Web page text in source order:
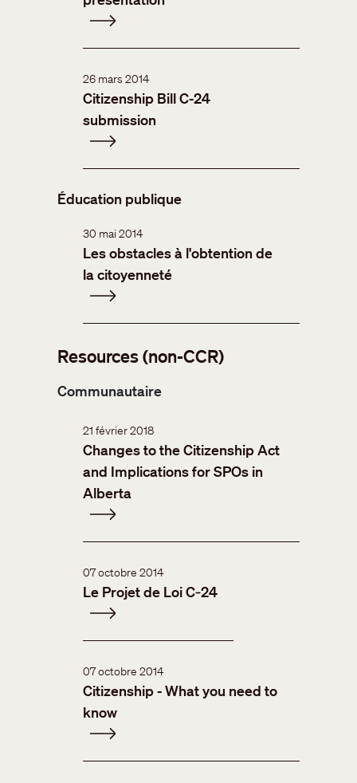
26 mars 2014
Citizenship Bill C-24
submission
Éducation publique
30 mai 2014
Les obstacles à l'obtention de
la citoyenneté
Resources (non-CCR)
Communautaire
21 février 2018
Changes to the Citizenship Act
and Implications for SPOs in
Alberta
07 octobre 2014
Le Projet de Loi C‑24
07 octobre 2014
Citizenship - What you need to
know